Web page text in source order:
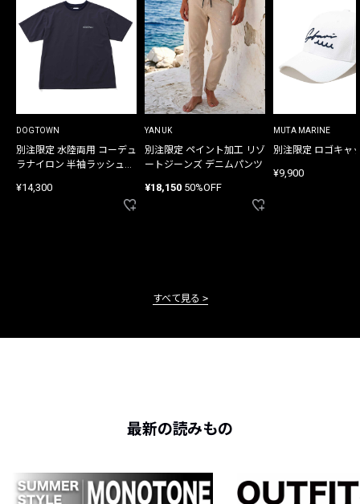
DOGTOWN
別注限定 水陸両用 コーデュ
ラナイロン 半袖ラッシュガ
¥14,300
YANUK
別注限定 ペイント加工 リゾ
ートジーンズ デニムパンツ
¥18,150 50%OFF
MUTA MARINE
別注限定 ロゴキャ
¥9,900
すべて見る
最新の読みもの